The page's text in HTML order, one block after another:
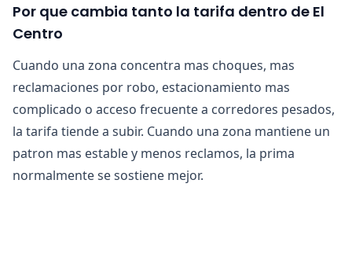
Por que cambia tanto la tarifa dentro de El
Centro
Cuando una zona concentra mas choques, mas
reclamaciones por robo, estacionamiento mas
complicado o acceso frecuente a corredores pesados,
la tarifa tiende a subir. Cuando una zona mantiene un
patron mas estable y menos reclamos, la prima
normalmente se sostiene mejor.